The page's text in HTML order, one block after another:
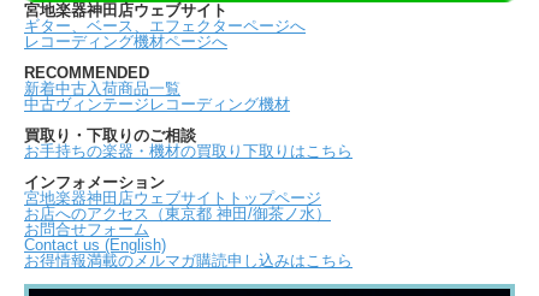
宮地楽器神田店ウェブサイト
ギター、ベース、エフェクターページへ
レコーディング機材ページへ
RECOMMENDED
新着中古入荷商品一覧
中古ヴィンテージレコーディング機材
買取り・下取りのご相談
お手持ちの楽器・機材の買取り下取りはこちら
インフォメーション
宮地楽器神田店ウェブサイトトップページ
お店へのアクセス（東京都 神田/御茶ノ水）
お問合せフォーム
Contact us (English)
お得情報満載のメルマガ購読申し込みはこちら